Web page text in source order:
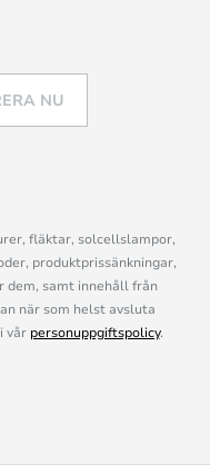
NU
fläktar, solcellslampor,
produktprissänkningar,
dem, samt innehåll från
när som helst avsluta
vår personuppgiftspolicy.